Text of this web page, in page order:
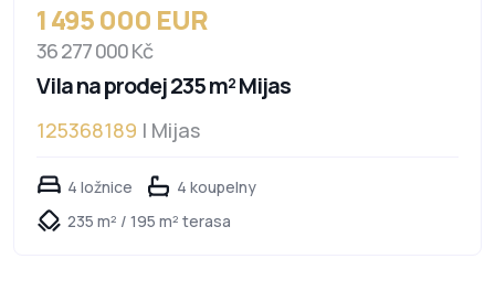
1 495 000 EUR
36 277 000 Kč
Vila na prodej 235 m² Mijas
125368189 | Mijas
4 ložnice
4 koupelny
235 m² / 195 m² terasa